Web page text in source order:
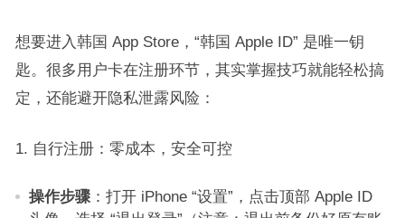
想要进入韩国 App Store，“韩国 Apple ID” 是唯一钥
匙。很多用户卡在注册环节，其实掌握技巧就能轻松搞
定，还能避开隐私泄露风险：​
1. 自行注册：零成本，安全可控​
操作步骤：打开 iPhone “设置”，点击顶部 Apple ID